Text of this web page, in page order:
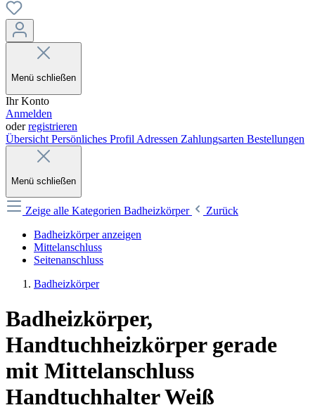
Menü schließen
Ihr Konto
Anmelden
oderregistrieren
Übersicht Persönliches Profil Adressen Zahlungsarten Bestellungen
Menü schließen
Zeige alle Kategorien Badheizkörper
Zurück
Badheizkörper anzeigen
Mittelanschluss
Seitenanschluss
Badheizkörper
Badheizkörper,
Handtuchheizkörper gerade
mit Mittelanschluss
Handtuchhalter Weiß